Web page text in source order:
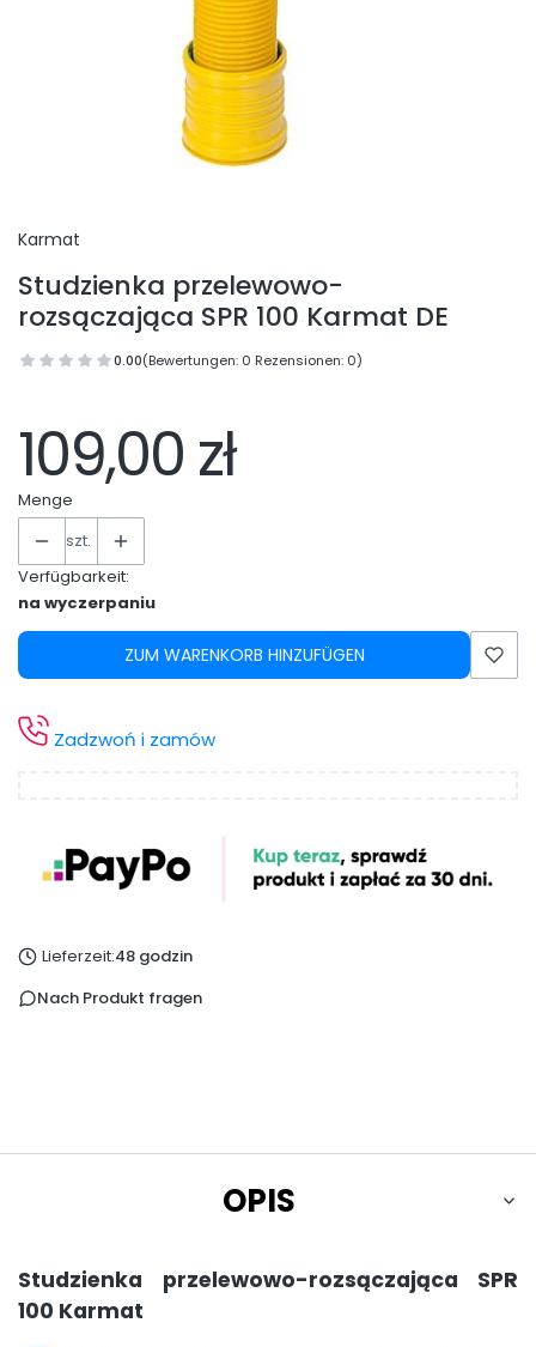
Karmat
Studzienka przelewowo-
rozsączająca SPR 100 Karmat DE
0.00(Bewertungen: 0 Rezensionen: 0)
109,00 zł
Menge
szt.
Verfügbarkeit:
na wyczerpaniu
ZUM WARENKORB HINZUFÜGEN
Zadzwoń i zamów
Lieferzeit:48 godzin
Nach Produkt fragen
OPIS
Studzienka przelewowo-rozsączająca SPR
100 Karmat